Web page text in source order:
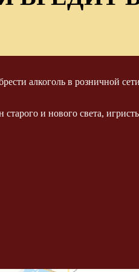
алкоголь в розничной
и нового света,